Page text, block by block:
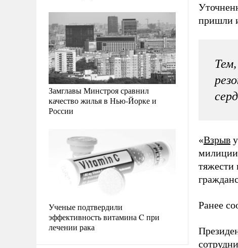
Замглавы Минстроя сравнил
качество жилья в Нью-Йорке и
России
Ученые подтвердили
эффективность витамина C при
лечении рака
пришли
«Взрыв
тяжести
Ранее